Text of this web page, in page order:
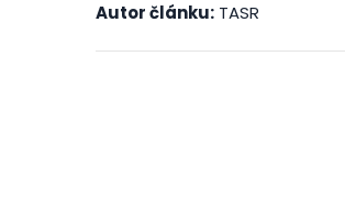
Autor článku: TASR